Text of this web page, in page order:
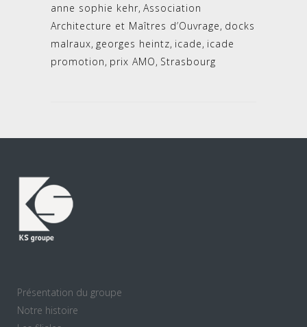
anne sophie kehr, Association
Architecture et Maîtres d’Ouvrage, docks
malraux, georges heintz, icade, icade
promotion, prix AMO, Strasbourg
Présentation du groupe
Notre histoire